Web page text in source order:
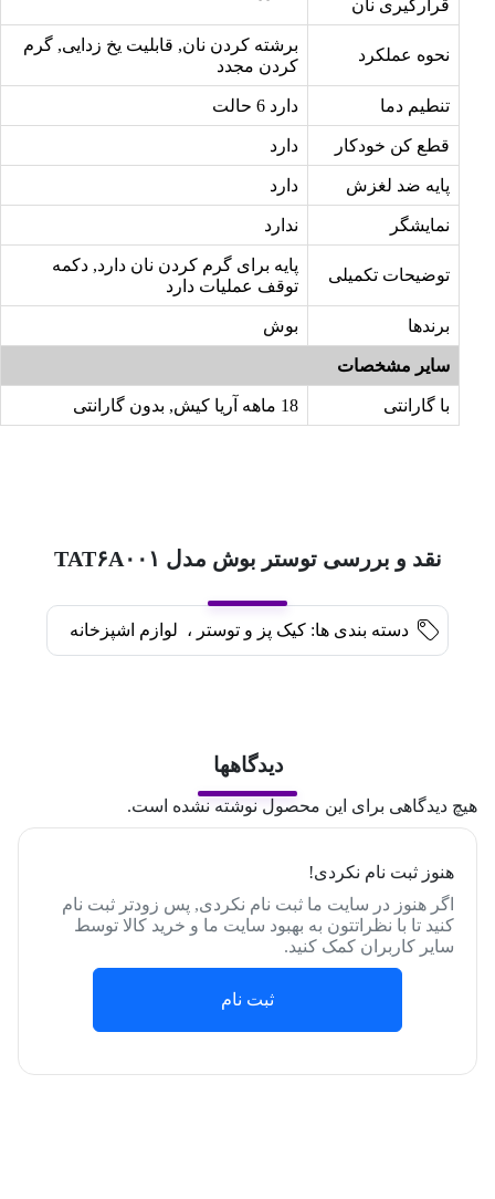
قرارگیری نان
نحوه عملکرد
برشته کردن نان, قابلیت یخ زدایی, گرم
کردن مجدد
تنطیم دما دارد 6 حالت
قطع کن خودکار دارد
پایه ضد لغزش دارد
نمایشگر ندارد
توضیحات تکمیلی
پایه برای گرم کردن نان دارد, دکمه
توقف عملیات دارد
برندها بوش
سایر مشخصات
با گارانتی 18 ماهه آریا کیش, بدون گارانتی
نقد و بررسی توستر بوش مدل TAT۶A۰۰۱
دسته بندی ها: کیک پز و توستر لوازم اشپزخانه
دیدگاهها
هیچ دیدگاهی برای این محصول نوشته نشده است.
هنوز ثبت نام نکردی!
اگر هنوز در سایت ما ثبت نام نکردی, پس زودتر ثبت نام
کنید تا با نظراتتون به بهبود سایت ما و خرید کالا توسط
سایر کاربران کمک کنید.
ثبت نام